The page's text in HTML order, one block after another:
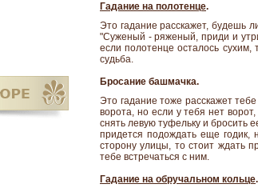
Гадание на полотенце.
Это гадание расскажет, будешь
"Суженый - ряженый, приди и
если полотенце осталось
судьба.
Бросание башмачка.
Это гадание тоже расскажет
ворота, но если у тебя нет
снять левую туфельку и бросить
придется подождать еще годик,
сторону улицы, то стоит ждать
тебе встречаться с ним.
Гадание на обручальном кольце.